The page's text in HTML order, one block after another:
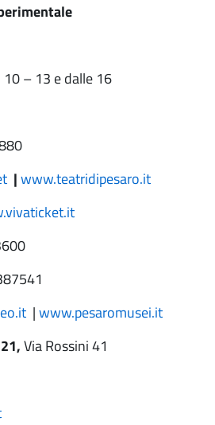
– 13 e dalle 16
|www.teatridipesaro.it
|www.pesaromusei.it
Via Rossini 41